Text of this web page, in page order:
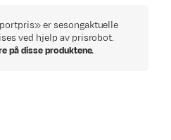
er sesongaktuelle
ved hjelp av prisrobot.
på disse produktene.